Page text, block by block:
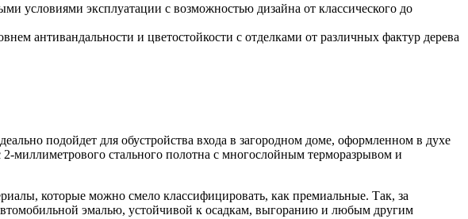
условиями эксплуатации с возможностью дизайна от классического до
антивандальности и цветостойкости с отделками от различных фактур дерева
подойдет для обустройства входа в загородном доме, оформленном в духе
миллиметрового стального полотна с многослойным терморазрывом и
которые можно смело классифицировать, как премиальные. Так, за
эмалью, устойчивой к осадкам, выгоранию и любым другим